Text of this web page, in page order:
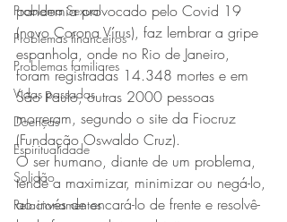
Problema Sexual
Problemas financeiros
Problemas familiares
Vidas passadas
Doenças
Espiritualidade
Solidão
Relacionamentos
pandemia provocado pelo Covid 19
(novo Corona Vírus), faz lembrar a gripe
espanhola, onde no Rio de Janeiro,
foram registradas 14.348 mortes e em
São Paulo, outras 2000 pessoas
morreram, segundo o site da Fiocruz
(Fundação Oswaldo Cruz).
O ser humano, diante de um problema,
tende a maximizar, minimizar ou negá-lo,
ao invés de encará-lo de frente e resolvê-